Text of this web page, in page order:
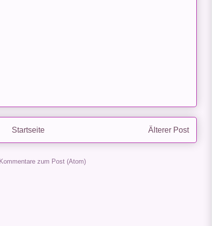
Älterer Post
Startseite
Kommentare zum Post (Atom)